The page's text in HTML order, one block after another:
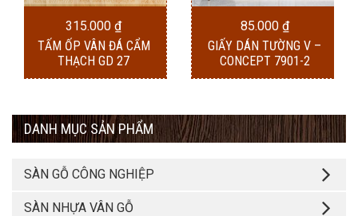
315.000 ₫
TẤM ỐP VÂN ĐÁ CẨM
THẠCH GD 27
85.000 ₫
GIẤY DÁN TƯỜNG V –
CONCEPT 7901-2
DANH MỤC SẢN PHẨM
SÀN GỖ CÔNG NGHIỆP
SÀN NHỰA VÂN GỖ